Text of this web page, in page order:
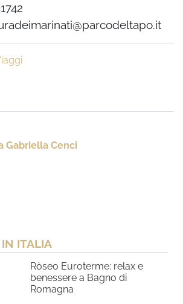
Gabriella Cenci
ITALIA
Ròseo Euroterme: relax e
benessere a Bagno di
Romagna